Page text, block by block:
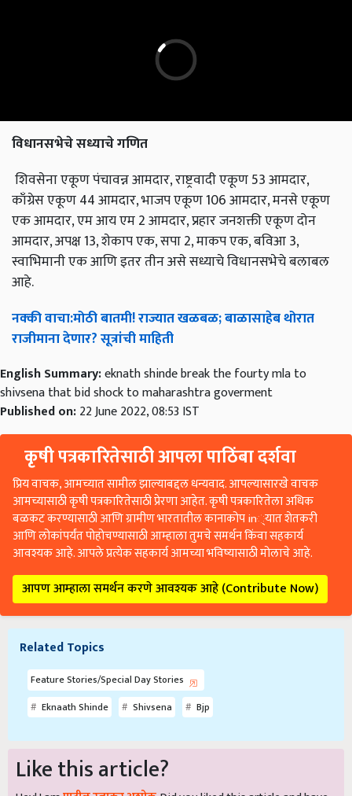
विधानसभेचेसध्याचेगणित
शिवसेना एकूण पंचावन्न आमदार, राष्ट्रवादी एकूण 53 आमदार,
काँग्रेस एकूण 44 आमदार, भाजप एकूण 106 आमदार, मनसे एकूण
एक आमदार, एम आय एम 2 आमदार, प्रहार जनशक्ती एकूण दोन
आमदार, अपक्ष 13, शेकाप एक, सपा 2, माकप एक, बविआ 3,
स्वाभिमानी एक आणि इतर तीन असे सध्याचे विधानसभेचे बलाबल
आहे.
नक्कीवाचा:मोठीबातमी!राज्यातखळबळ;बाळासाहेबथोरात
राजीमानादेणार?सूत्रांचीमाहिती
English Summary:eknath shinde break the fourty mla to
shivsena that bid shock to maharashtra goverment
Published on:22 June 2022, 08:53 IST
कृषी पत्रकारितेसाठी आपला पाठिंबा दर्शवा
प्रिय वाचक, आमच्यात सामील झाल्याबद्दल धन्यवाद. आपल्यासारखे वाचक
आमच्यासाठी कृषी पत्रकारितेसाठी प्रेरणा आहेत. कृषी पत्रकारितेला अधिक
बळकट करण्यासाठी आणि ग्रामीण भारतातील कानाकोप in्यात शेतकरी
आणि लोकांपर्यंत पोहोचण्यासाठी आम्हाला तुमचे समर्थन किंवा सहकार्य
आवश्यक आहे. आपले प्रत्येक सहकार्य आमच्या भविष्यासाठी मोलाचे आहे.
आपण आम्हाला समर्थन करणे आवश्यक आहे (Contribute Now)
Related Topics
Feature Stories/Special Day Stories
Eknaath Shinde
Shivsena Bjp
Like this article?